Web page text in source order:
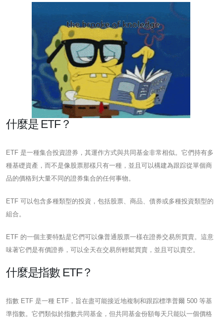
什麼是 ETF？
ETF 是一種集合投資證券，其運作方式與共同基金非常相似。它們持有多
種基礎資產，而不是像股票那樣只有一種，並且可以構建為跟踪從單個商
品的價格到大量不同的證券集合的任何事物。
ETF 可以包含多種類型的投資，包括股票、商品、債券或多種投資類型的
組合。
ETF 的一個主要特點是它們可以像普通股票一樣在證券交易所買賣。這意
味著它們是有價證券，可以全天在交易所輕鬆買賣，並且可以賣空。
什麼是指數 ETF？
指數 ETF 是一種 ETF，旨在盡可能接近地複制和跟踪標準普爾 500 等基
準指數。它們類似於指數共同基金，但共同基金份額每天只能以一個價格